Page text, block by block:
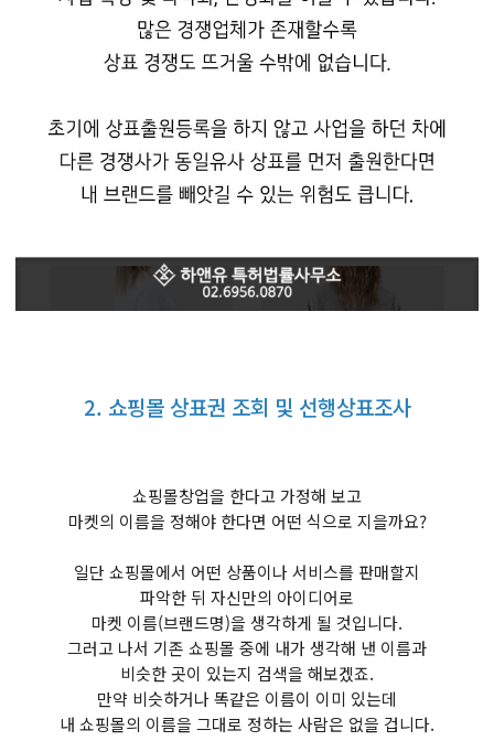
2. 쇼핑몰 상표권 조회 및 선행상표조사
쇼핑몰창업을 한다고 가정해 보고
마켓의 이름을 정해야 한다면 어떤 식으로 지을까요?
일단 쇼핑몰에서 어떤 상품이나 서비스를 판매할지
파악한 뒤 자신만의 아이디어로
마켓 이름(브랜드명)을 생각하게 될 것입니다.
그러고 나서 기존 쇼핑몰 중에 내가 생각해 낸 이름과
비슷한 곳이 있는지 검색을 해보겠죠.
만약 비슷하거나 똑같은 이름이 이미 있는데
내 쇼핑몰의 이름을 그대로 정하는 사람은 없을 겁니다.